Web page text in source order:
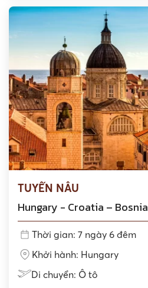
TUYẾN NÂU
Hungary - Croatia – Bosnia
Thời gian: 7 ngày 6 đêm
Khởi hành: Hungary
Di chuyển: Ô tô